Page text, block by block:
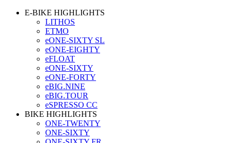
E-BIKE HIGHLIGHTS
LITHOS
ETMO
eONE-SIXTY SL
eONE-EIGHTY
eFLOAT
eONE-SIXTY
eONE-FORTY
eBIG.NINE
eBIG.TOUR
eSPRESSO CC
BIKE HIGHLIGHTS
ONE-TWENTY
ONE-SIXTY